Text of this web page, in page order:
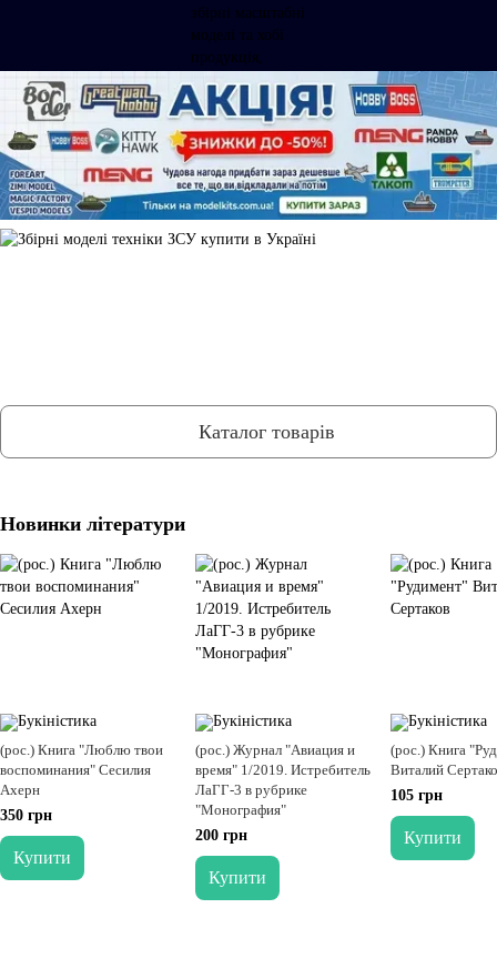
Каталог товарів
Новинки літератури
(рос.) Книга "Люблю твои
воспоминания" Сесилия
Ахерн
350 грн
Купити
(рос.) Журнал "Авиация и
время" 1/2019. Истребитель
ЛаГГ-3 в рубрике
"Монография"
200 грн
Купити
(рос.) Книга
Виталий
105 грн
Купити